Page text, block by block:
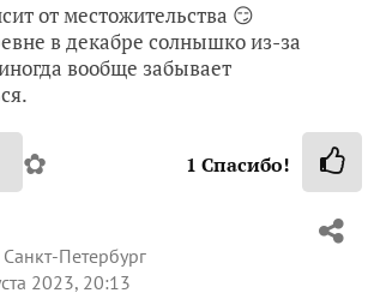
от местожительства 😏
в декабре солнышко из-за
вообще забывает
✿ 1 Спасибо!
Санкт-Петербург
2023, 20:13